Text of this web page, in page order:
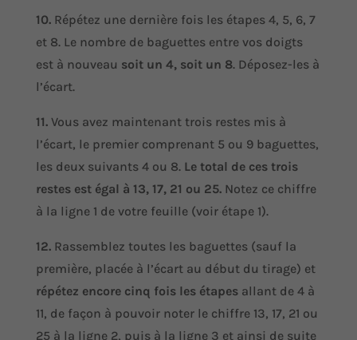
10.Répétez une dernière fois les étapes 4, 5, 6, 7
et 8. Le nombre de baguettes entre vos doigts
est à nouveau soit un 4, soit un 8. Déposez-les à
l’écart.
11.Vous avez maintenant trois restes mis à
l’écart, le premier comprenant 5 ou 9 baguettes,
les deux suivants 4 ou 8. Le total de ces trois
restes est égal à 13, 17, 21 ou 25.Notez ce chiffre
à la ligne 1 de votre feuille (voir étape 1).
12.Rassemblez toutes les baguettes (sauf la
première, placée à l’écart au début du tirage) et
répétez encore cinq fois les étapesallant de 4 à
11, de façon à pouvoir noter le chiffre 13, 17, 21 ou
25 à la ligne 2, puis à la ligne 3 et ainsi de suite